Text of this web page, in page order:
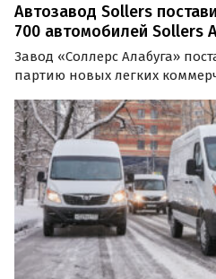
Автозавод Sollers
700 автомобилей Sollers
Завод «Соллерс Алабуга»
партию новых легких
первые фургоны уже
служба предприятия.